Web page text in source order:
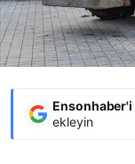
Ensonhaber'i
ekleyin